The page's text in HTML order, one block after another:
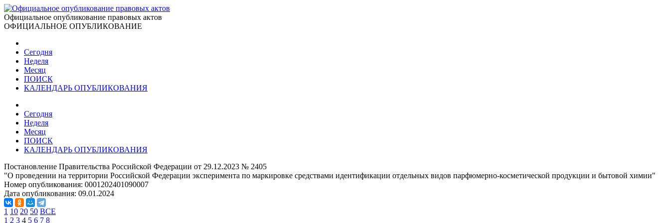
Официальное опубликование правовых актов
ОФИЦИАЛЬНОЕ ОПУБЛИКОВАНИЕ
Сегодня
Неделя
Месяц
ПОИСК
КАЛЕНДАРЬ ОПУБЛИКОВАНИЯ
Сегодня
Неделя
Месяц
ПОИСК
КАЛЕНДАРЬ ОПУБЛИКОВАНИЯ
Постановление Правительства Российской Федерации от 29.12.2023 № 2405
"О проведении на территории Российской Федерации эксперимента по маркировке средствами идентификации отдельных видов парфюмерно-косметической продукции и бытовой химии"
Номер опубликования: 0001202401090007
Дата опубликования: 09.01.2024
1 10 20 50 ВСЕ
1 2 3 4 5 6 7 8